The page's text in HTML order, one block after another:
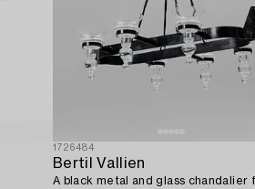
1726484
Bertil Vallien
A black metal and glass chandalier